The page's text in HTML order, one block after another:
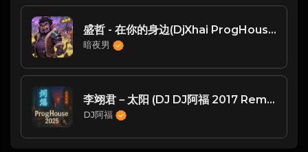
盛哲 - 在你的身边(DjXhai ProgHouse Rmx 2024)
暗夜男
李翊君－太阳 (DJ DJ阿福 2017 Remix)
DJ阿福